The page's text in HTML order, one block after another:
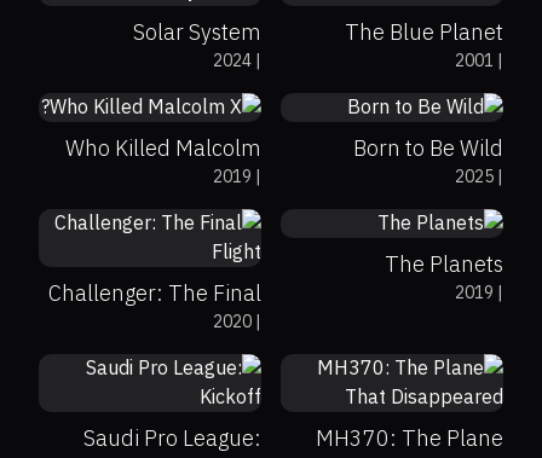
لابردنی فلتەرەکان
The Blue Planet
|
2001
Solar System
|
2024
Born to Be Wild
|
2025
Who Killed Malcolm
X?|
2019
The Planets
|
2019
7.8
0%
0%
Challenger: The Final
Flight|
2020
6.1
0%
0%
MH370: The Plane
5.6
0%
0%
Saudi Pro League: